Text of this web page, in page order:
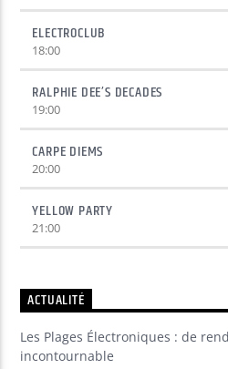
ELECTROCLUB
18:00
RALPHIE DEE’S DECADES
19:00
CARPE DIEMS
20:00
YELLOW PARTY
21:00
ACTUALITÉ
Les Plages Électroniques : de
incontournable